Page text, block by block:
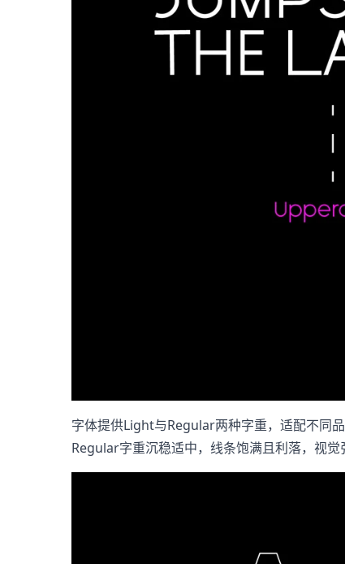
字体提供Light与Regular两种字重，适配不同
Regular字重沉稳适中，线条饱满且利落，视